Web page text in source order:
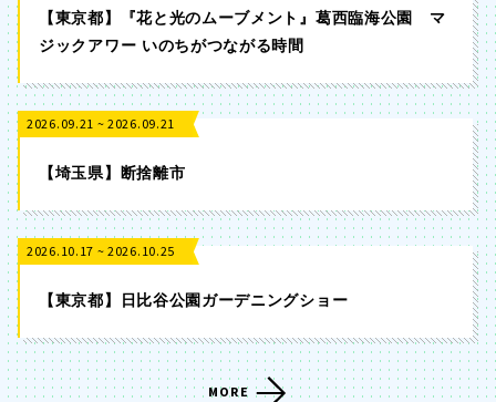
【東京都】『花と光のムーブメント』葛西臨海公園 マ
ジックアワー いのちがつながる時間
2026.09.21 ~ 2026.09.21
【埼玉県】断捨離市
2026.10.17 ~ 2026.10.25
【東京都】日比谷公園ガーデニングショー
MORE